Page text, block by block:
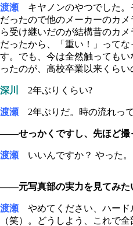
渡瀬 キヤノンのやつでした。
だったので他のメーカーのカ
ら受け継いだのが結構昔のカ
だったから、「重い！」って
す。でも、今は全然触っても
ったのが、高校卒業以来くらい
深川 2年ぶりくらい?
渡瀬 2年ぶりだ。時の流れっ
――せっかくですし、先ほど撮
渡瀬 いいんですか？ やった。
――元写真部の実力を見てみた
渡瀬 やめてください、ハード
（笑）。どうしよう、これで全